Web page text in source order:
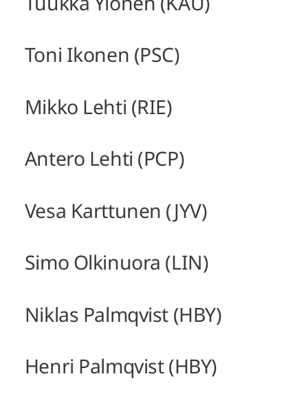
Toni Ikonen (PSC)
Mikko Lehti (RIE)
Antero Lehti (PCP)
Vesa Karttunen (JYV)
Simo Olkinuora (LIN)
Niklas Palmqvist (HBY)
Henri Palmqvist (HBY)